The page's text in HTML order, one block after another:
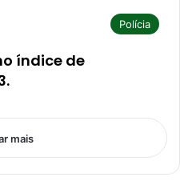
Polícia
índice de
mais